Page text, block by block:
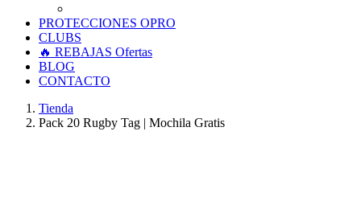
PROTECCIONES OPRO
CLUBS
🔥 REBAJAS Ofertas
BLOG
CONTACTO
Tienda
Pack 20 Rugby Tag | Mochila Gratis